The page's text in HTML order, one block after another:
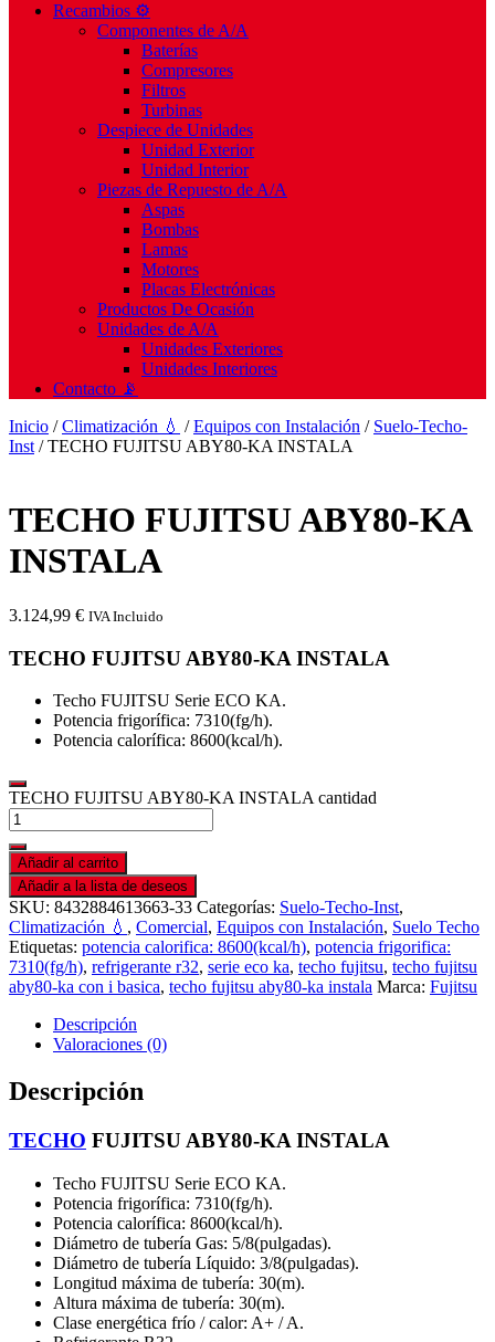
Recambios ⚙️
Componentes de A/A
Baterías
Compresores
Filtros
Turbinas
Despiece de Unidades
Unidad Exterior
Unidad Interior
Piezas de Repuesto de A/A
Aspas
Bombas
Lamas
Motores
Placas Electrónicas
Productos De Ocasión
Unidades de A/A
Unidades Exteriores
Unidades Interiores
Contacto 📡
Inicio /Climatización 💧 /Equipos con Instalación / Suelo-Techo-
Inst / TECHO FUJITSU ABY80-KA INSTALA
TECHO FUJITSU ABY80-KA
INSTALA
3.124,99 € IVA Incluido
TECHO FUJITSU ABY80-KA INSTALA
Techo FUJITSU Serie ECO KA.
Potencia frigorífica: 7310(fg/h).
Potencia calorífica: 8600(kcal/h).
TECHO FUJITSU ABY80-KA INSTALA cantidad
Añadir al carrito
Añadir a la lista de deseos
SKU: 8432884613663-33 Categorías: Suelo-Techo-Inst,
Climatización 💧 , Comercial, Equipos con Instalación, Suelo Techo
Etiquetas: potencia calorifica: 8600(kcal/h), potencia frigorifica:
7310(fg/h), refrigerante r32, serie eco ka, techo fujitsu, techo fujitsu
aby80-ka con i basica, techo fujitsu aby80-ka instala Marca: Fujitsu
Descripción
Valoraciones (0)
Descripción
TECHO FUJITSU ABY80-KA INSTALA
Techo FUJITSU Serie ECO KA.
Potencia frigorífica: 7310(fg/h).
Potencia calorífica: 8600(kcal/h).
Diámetro de tubería Gas: 5/8(pulgadas).
Diámetro de tubería Líquido: 3/8(pulgadas).
Longitud máxima de tubería: 30(m).
Altura máxima de tubería: 30(m).
Clase energética frío / calor: A+ / A.